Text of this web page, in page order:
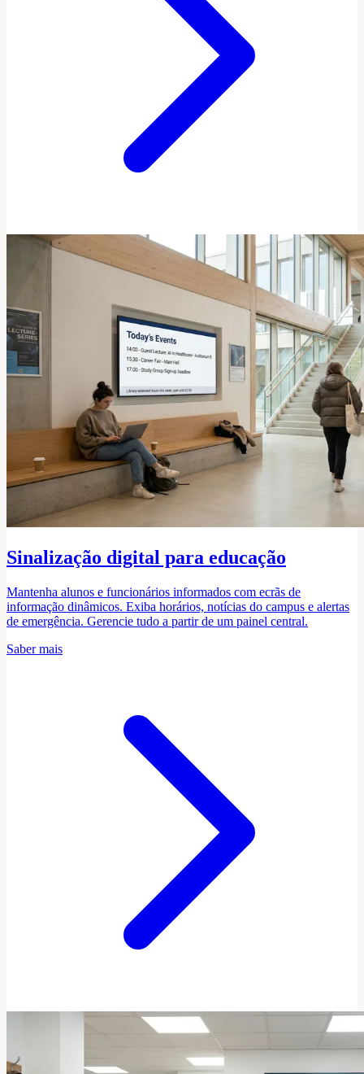
Sinalização digital para educação
Mantenha alunos e funcionários informados com ecrãs de
informação dinâmicos. Exiba horários, notícias do campus e alertas
de emergência. Gerencie tudo a partir de um painel central.
Saber mais